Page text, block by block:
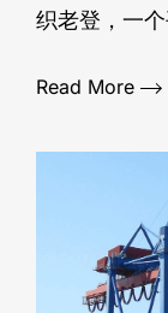
织老登，一
Read More